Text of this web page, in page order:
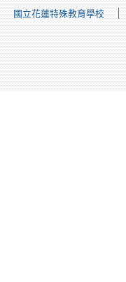
國立花蓮特殊教育學校